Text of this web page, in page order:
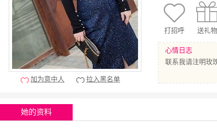
打招呼 送礼物
心情日志
联系我请注明玫
加为意中人 拉入黑名单
她的资料